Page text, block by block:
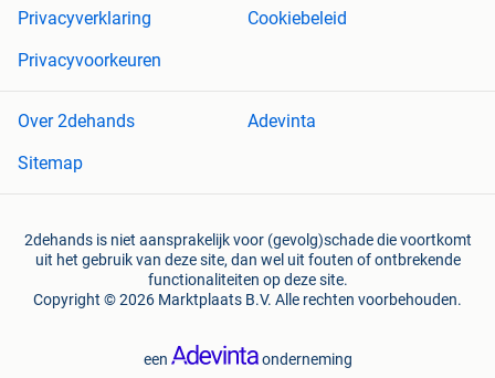
Privacyverklaring
Cookiebeleid
Privacyvoorkeuren
Over 2dehands
Adevinta
Sitemap
2dehands is niet aansprakelijk voor (gevolg)schade die voortkomt
uit het gebruik van deze site, dan wel uit fouten of ontbrekende
functionaliteiten op deze site.
Copyright © 2026 Marktplaats B.V. Alle rechten voorbehouden.
een onderneming